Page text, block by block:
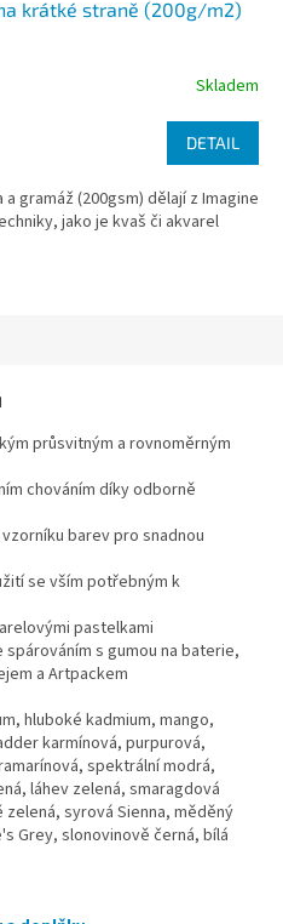
krátké straně (200g/m2)
Skladem
DETAIL
gramáž (200gsm) dělají z Imagine
jako je kvaš či akvarel
průsvitným a rovnoměrným
chováním díky odborně
barev pro snadnou
se vším potřebným k
pastelkami
s gumou na baterie,
a Artpackem
hluboké kadmium, mango,
karmínová, purpurová,
spektrální modrá,
láhev zelená, smaragdová
syrová Sienna, měděný
Grey, slonovinově černá, bílá